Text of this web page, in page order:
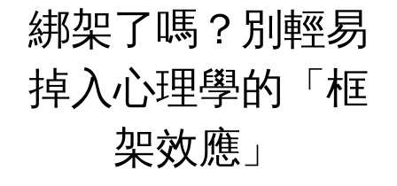
綁架了嗎？別輕易
掉入心理學的「框
架效應」